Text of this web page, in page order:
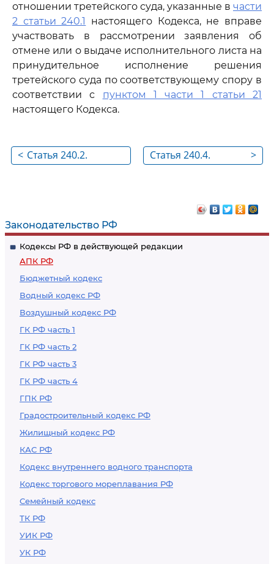
Законодательство РФ
Кодексы РФ в действующей редакции
АПК РФ
Бюджетный кодекс
Водный кодекс РФ
Воздушный кодекс РФ
ГК РФ часть 1
ГК РФ часть 2
ГК РФ часть 3
ГК РФ часть 4
ГПК РФ
Градостроительный кодекс РФ
Жилищный кодекс РФ
КАС РФ
Кодекс внутреннего водного транспорта
Кодекс торгового мореплавания РФ
Семейный кодекс
ТК РФ
УИК РФ
УК РФ
отношении третейского суда, указанные в части
2 статьи 240.1
настоящего Кодекса, не вправе
участвовать в рассмотрении заявления об
отмене или о выдаче исполнительного листа на
принудительное исполнение решения
третейского суда по соответствующему спору в
соответствии с пунктом 1 части 1 статьи 21
настоящего Кодекса.
< Статья 240.2.
судами функций
содействия в
отношении
третейского суда
>
Статья 240.4.
заявления о
содействии